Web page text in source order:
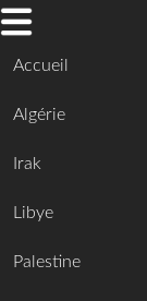
Accueil
Algérie
Irak
Libye
Palestine